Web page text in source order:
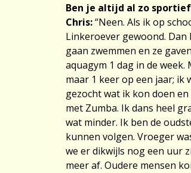
Ben je altijd al zo
Chris:“Neen. Als ik op
Linkeroever gewoond.
gaan zwemmen en ze
aquagym 1 dag in de
maar 1 keer op een jaar; ik
gezocht wat ik kon doen
met Zumba. Ik dans heel
wat minder. Ik ben de
kunnen volgen. Vroeger
we er dikwijls nog een uur
meer af. Oudere mensen